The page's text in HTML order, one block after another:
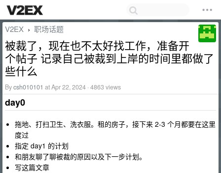
V2EX › 职场话题
被裁了，现在也不太好找工作，准备开
个帖子 记录自己被裁到上岸的时间里都做了
些什么
Bycsh010101 at Apr 22, 2024 · 4863 views
day0
拖地、打扫卫生、洗衣服。租的房子，接下来 2-3 个月都要在这里
度过
指定 day1 的计划
和朋友聊了聊被裁的原因以及下一步计划。
写这篇文章